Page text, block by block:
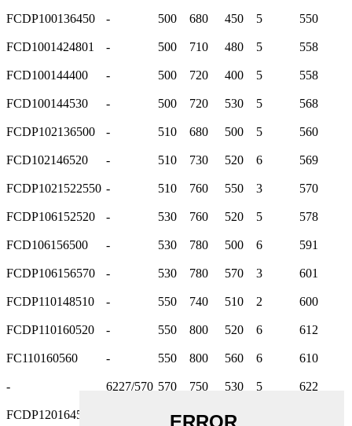
FCDP100136450 - 500 680 450 5 550
FCD1001424801 - 500 710 480 5 558
FCD100144400 - 500 720 400 5 558
FCD100144530 - 500 720 530 5 568
FCDP102136500 - 510 680 500 5 560
FCD102146520 - 510 730 520 6 569
FCDP1021522550 - 510 760 550 3 570
FCDP106152520 - 530 760 520 5 578
FCD106156500 - 530 780 500 6 591
FCDP106156570 - 530 780 570 3 601
FCDP110148510 - 550 740 510 2 600
FCDP110160520 - 550 800 520 6 612
FC110160560 - 550 800 560 6 610
- 6227/570 570 750 530 5 622
FCDP120164575 600 820 575